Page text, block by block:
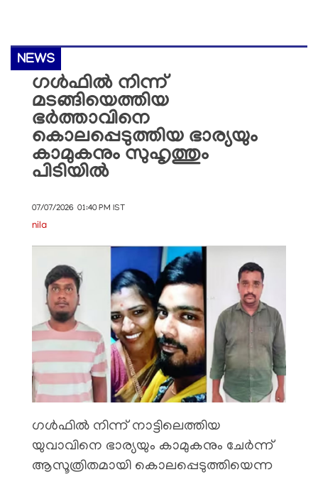
NEWS
ഗൾഫിൽ നിന്ന്
മടങ്ങിയെത്തിയ
ഭർത്താവിനെ
കൊലപ്പെടുത്തിയ ഭാര്യയും
കാമുകനും സുഹൃത്തും
പിടിയിൽ
07/07/2026 01:40 PM IST
nila
ഗൾഫിൽ നിന്ന് നാട്ടിലെത്തിയ
യുവാവിനെ ഭാര്യയും കാമുകനും ചേർന്ന്
ആസൂത്രിതമായി കൊലപ്പെടുത്തിയെന്ന